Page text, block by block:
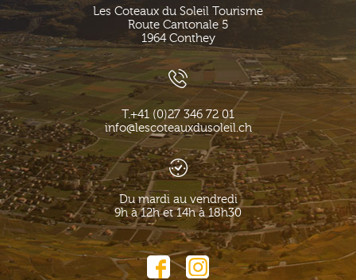
Les Coteaux du Soleil Tourisme
Route Cantonale 5
1964 Conthey
T.+41 (0)27 346 72 01
info@lescoteauxdusoleil.ch
Du mardi au vendredi
9h à 12h et 14h à 18h30